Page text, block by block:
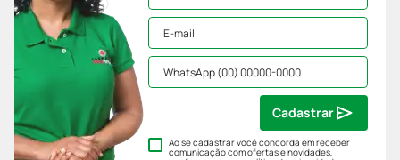
Ao se cadastrar você concorda em receber
comunicação com ofertas e novidades,
Cadastrar